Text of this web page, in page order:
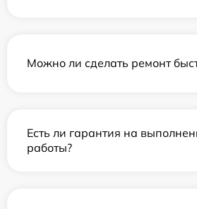
Можно ли сделать ремонт
Есть ли гарантия на
работы?